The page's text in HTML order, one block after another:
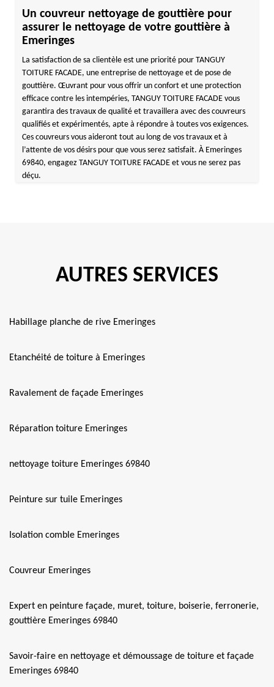
Un couvreur nettoyage de gouttière pour
assurer le nettoyage de votre gouttière à
Emeringes
La satisfaction de sa clientèle est une priorité pour TANGUY
TOITURE FACADE, une entreprise de nettoyage et de pose de
gouttière. Œuvrant pour vous offrir un confort et une protection
efficace contre les intempéries, TANGUY TOITURE FACADE vous
garantira des travaux de qualité et travaillera avec des couvreurs
qualifiés et expérimentés, apte à répondre à toutes vos exigences.
Ces couvreurs vous aideront tout au long de vos travaux et à
l’attente de vos désirs pour que vous serez satisfait. À Emeringes
69840, engagez TANGUY TOITURE FACADE et vous ne serez pas
déçu.
AUTRES SERVICES
Habillage planche de rive Emeringes
Etanchéité de toiture à Emeringes
Ravalement de façade Emeringes
Réparation toiture Emeringes
nettoyage toiture Emeringes 69840
Peinture sur tuile Emeringes
Isolation comble Emeringes
Couvreur Emeringes
Expert en peinture façade, muret, toiture, boiserie, ferronerie,
gouttière Emeringes 69840
Savoir-faire en nettoyage et démoussage de toiture et façade
Emeringes 69840